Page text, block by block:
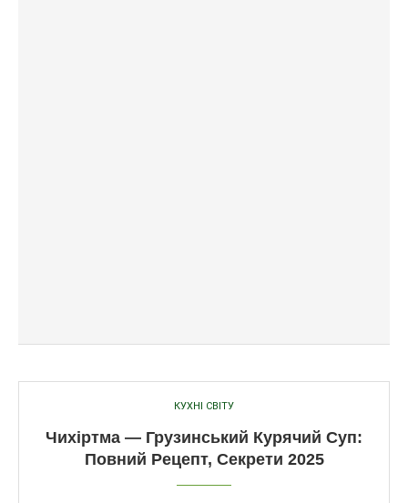
КУХНІ СВІТУ
Чихіртма — Грузинський Курячий Суп:
Повний Рецепт, Секрети 2025